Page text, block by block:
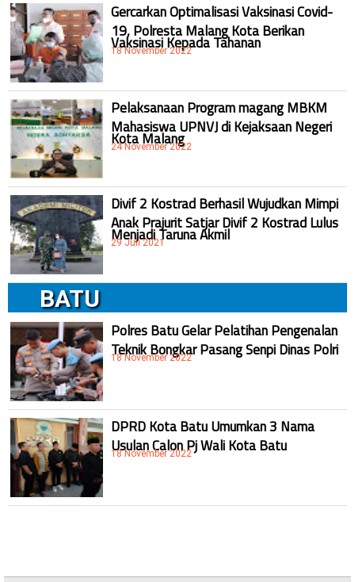
Gercarkan Optimalisasi Vaksinasi Covid-
19, Polresta Malang Kota Berikan
Vaksinasi Kepada Tahanan
18 November 2022
Pelaksanaan Program magang MBKM
Mahasiswa UPNVJ di Kejaksaan Negeri
Kota Malang
24 November 2022
Divif 2 Kostrad Berhasil Wujudkan Mimpi
Anak Prajurit Satjar Divif 2 Kostrad Lulus
Menjadi Taruna Akmil
29 Juli 2021
BATU
Polres Batu Gelar Pelatihan Pengenalan
Teknik Bongkar Pasang Senpi Dinas Polri
18 November 2022
DPRD Kota Batu Umumkan 3 Nama
Usulan Calon Pj Wali Kota Batu
18 November 2022